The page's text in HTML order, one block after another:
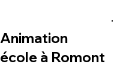
Animation
école à Romont